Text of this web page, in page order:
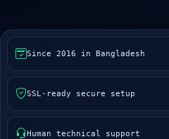
Since 2016 in Bangladesh
SSL-ready secure setup
Human technical support